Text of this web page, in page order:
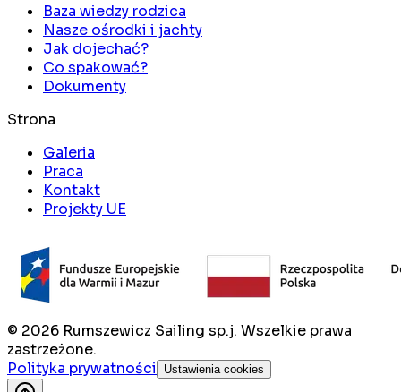
Baza wiedzy rodzica
Nasze ośrodki i jachty
Jak dojechać?
Co spakować?
Dokumenty
Strona
Galeria
Praca
Kontakt
Projekty UE
© 2026 Rumszewicz Sailing sp.j. Wszelkie prawa
zastrzeżone.
Polityka prywatności
Ustawienia cookies